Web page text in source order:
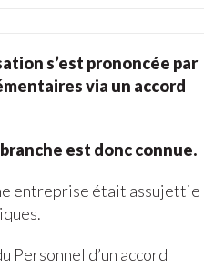
s’est prononcée par
via un accord
est donc connue.
entreprise était assujettie
Personnel d’un accord